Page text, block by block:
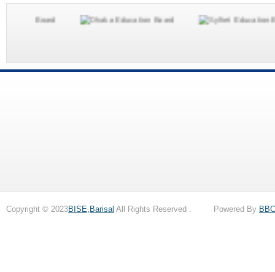
Copyright © 2023BISE,Barisal All Rights Reserved . Powered By